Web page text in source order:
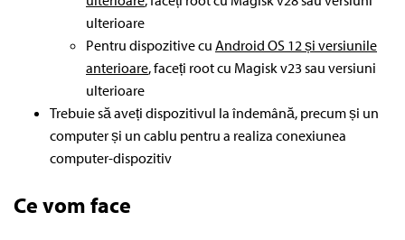
ulterioare
Pentru dispozitive cu Android OS 12 și versiunile
anterioare, faceți root cu Magisk v23 sau versiuni
ulterioare
Trebuie să aveți dispozitivul la îndemână, precum și un
computer și un cablu pentru a realiza conexiunea
computer-dispozitiv
Ce vom face